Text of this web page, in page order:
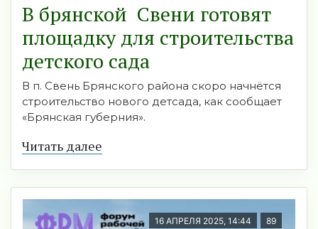
В брянской Свени готовят
площадку для строительства
детского сада
В п. Свень Брянского района скоро начнётся
строительство нового детсада, как сообщает
«Брянская губерния».
Читать далее
16 АПРЕЛЯ 2025, 14:44 89